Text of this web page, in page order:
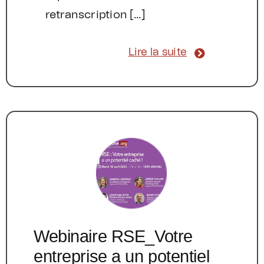
retranscription [...]
Lire la suite
Webinaire RSE_Votre
entreprise a un potentiel